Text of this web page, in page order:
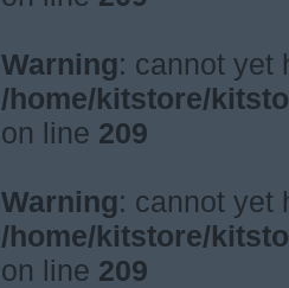
Warning: cannot yet
/home/kitstore/
on line 209
Warning: cannot yet
/home/kitstore/
on line 209